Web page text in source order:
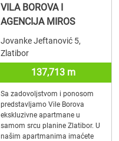
VILA BOROVA I
AGENCIJA MIROS
Jovanke Jeftanović 5,
Zlatibor
137,713 m
Sa zadovoljstvom i ponosom
predstavljamo Vile Borova
ekskluzivne apartmane u
samom srcu planine Zlatibor. U
našim apartmanima imaćete